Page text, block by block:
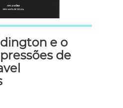
e o
de